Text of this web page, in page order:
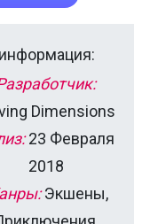
Dimensions
23 Февраля
2018
Экшены,